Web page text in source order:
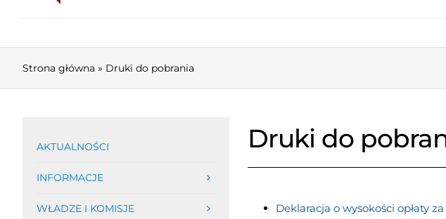
Strona główna » Druki do pobrania
AKTUALNOŚCI
INFORMACJE
WŁADZE I KOMISJE
Druki do
Deklaracja o wysokości opłaty